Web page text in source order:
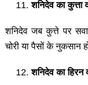
शनिदेव का कुत्ता
शनिदेव जब कुत्ते पर
चोरी या पैसों के नुकसान
शनिदेव का हिरन